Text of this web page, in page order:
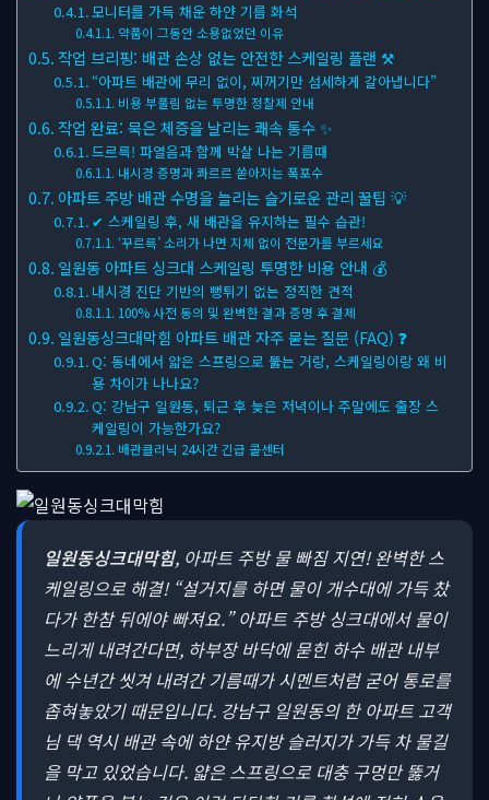
모니터를 가득 채운 하얀 기름 화석
약품이 그동안 소용없었던 이유
작업 브리핑: 배관 손상 없는 안전한 스케일링 플랜 ⚒
“아파트 배관에 무리 없이, 찌꺼기만 섬세하게 갈아냅니다”
비용 부풀림 없는 투명한 정찰제 안내
작업 완료: 묵은 체증을 날리는 쾌속 통수 ✨
드르륵! 파열음과 함께 박살 나는 기름때
내시경 증명과 콰르르 쏟아지는 폭포수
아파트 주방 배관 수명을 늘리는 슬기로운 관리 꿀팁 💡
✔ 스케일링 후, 새 배관을 유지하는 필수 습관!
‘꾸르륵’ 소리가 나면 지체 없이 전문가를 부르세요
일원동 아파트 싱크대 스케일링 투명한 비용 안내 💰
내시경 진단 기반의 뻥튀기 없는 정직한 견적
100% 사전 동의 및 완벽한 결과 증명 후 결제
일원동싱크대막힘 아파트 배관 자주 묻는 질문 (FAQ) ❓
Q: 동네에서 얇은 스프링으로 뚫는 거랑, 스케일링이랑 왜 비
용 차이가 나나요?
Q: 강남구 일원동, 퇴근 후 늦은 저녁이나 주말에도 출장 스
케일링이 가능한가요?
배관클리닉 24시간 긴급 콜센터
일원동싱크대막힘, 아파트 주방 물 빠짐 지연! 완벽한 스
케일링으로 해결! “설거지를 하면 물이 개수대에 가득 찼
다가 한참 뒤에야 빠져요.” 아파트 주방 싱크대에서 물이
느리게 내려간다면, 하부장 바닥에 묻힌 하수 배관 내부
에 수년간 씻겨 내려간 기름때가 시멘트처럼 굳어 통로를
좁혀놓았기 때문입니다. 강남구 일원동의 한 아파트 고객
님 댁 역시 배관 속에 하얀 유지방 슬러지가 가득 차 물길
을 막고 있었습니다. 얇은 스프링으로 대충 구멍만 뚫거